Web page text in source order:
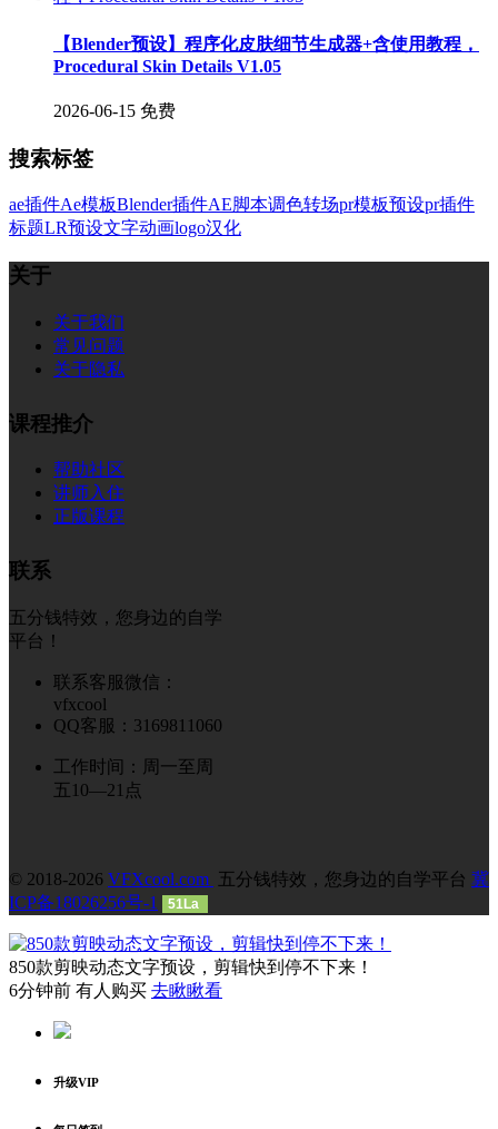
【Blender预设】程序化皮肤细节生成器+含使用教程，
Procedural Skin Details V1.05
2026-06-15 免费
搜索标签
ae插件Ae模板Blender插件AE脚本调色转场pr模板预设pr插件
标题LR预设文字动画logo汉化
关于
关于我们
常见问题
关于隐私
课程推介
帮助社区
讲师入住
正版课程
联系
五分钱特效，您身边的自学
平台！
联系客服微信：
vfxcool
QQ客服：3169811060
工作时间：周一至周
五10—21点
© 2018-2026 VFXcool.com 五分钱特效，您身边的自学平台 冀
ICP备18026256号-1
51La
850款剪映动态文字预设，剪辑快到停不下来！
6分钟前 有人购买 去瞅瞅看
升级VIP